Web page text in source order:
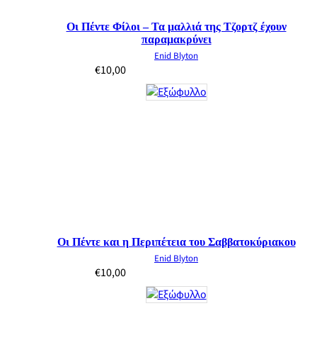
Οι Πέντε Φίλοι – Τα μαλλιά της Τζορτζ έχουν
παραμακρύνει
Enid Blyton
€10,00
Οι Πέντε και η Περιπέτεια του Σαββατοκύριακου
Enid Blyton
€10,00